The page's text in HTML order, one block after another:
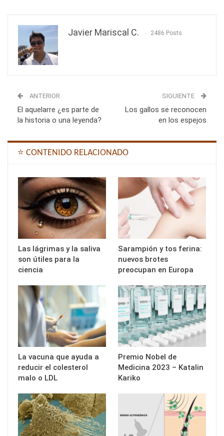
Javier Mariscal C. 2486 Posts
ANTERIOR
El aquelarre ¿es parte de
la historia o una leyenda?
SIGUIENTE
Los gallos se reconocen
en los espejos
⭐ CONTENIDO RELACIONADO
Las lágrimas y la saliva
son útiles para la
ciencia
Sarampión y tos ferina:
nuevos brotes
preocupan en Europa
La vacuna que ayuda a
reducir el colesterol
malo o LDL
Premio Nobel de
Medicina 2023 – Katalin
Kariko